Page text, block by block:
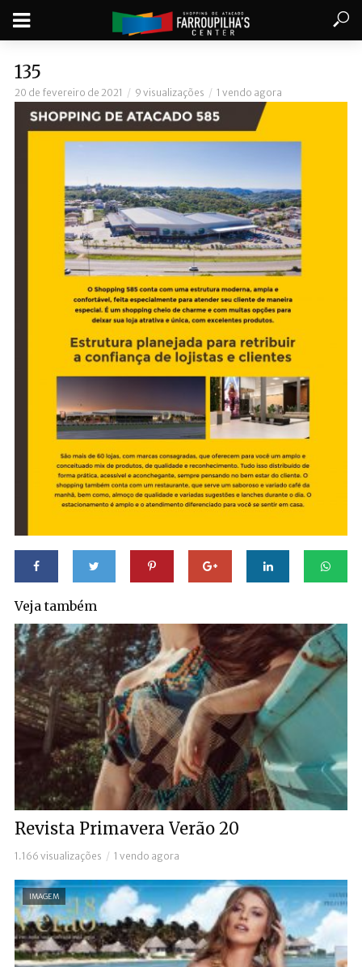
135
20 de fevereiro de 2021 9 visualizações 1 vendo agora
Veja também
Revista Primavera Verão 20
1.166 visualizações 1 vendo agora
IMAGEM